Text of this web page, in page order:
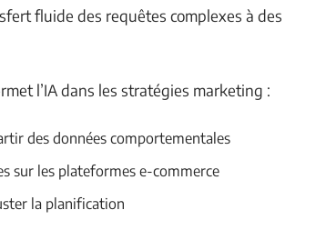
fluide des requêtes complexes à des
l’IA dans les stratégies marketing :
des données comportementales
sur les plateformes e-commerce
la planification